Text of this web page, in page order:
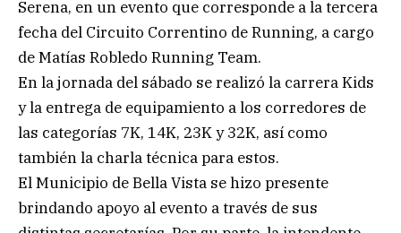
Serena, en un evento que corresponde a la tercera
fecha del Circuito Correntino de Running, a cargo
de Matías Robledo Running Team.
En la jornada del sábado se realizó la carrera Kids
y la entrega de equipamiento a los corredores de
las categorías 7K, 14K, 23K y 32K, así como
también la charla técnica para estos.
El Municipio de Bella Vista se hizo presente
brindando apoyo al evento a través de sus